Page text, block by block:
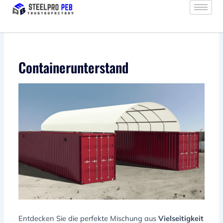
Zum
Inhalt
Containerunterstand
Entdecken Sie die perfekte Mischung ausVielseitigkeit